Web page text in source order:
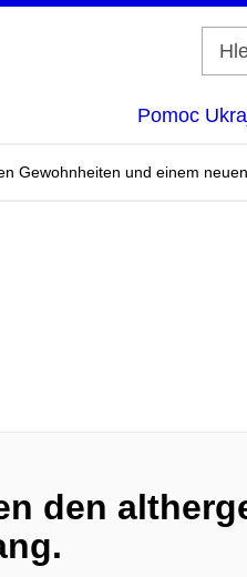
Pomoc
Gewohnheiten und einem neuen
den